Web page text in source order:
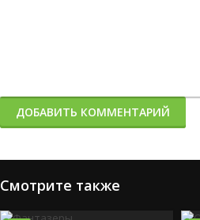
ДОБАВИТЬ КОММЕНТАРИЙ
Смотрите также